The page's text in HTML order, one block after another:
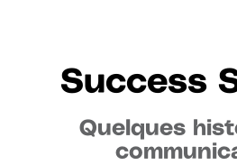
Success
Quelques